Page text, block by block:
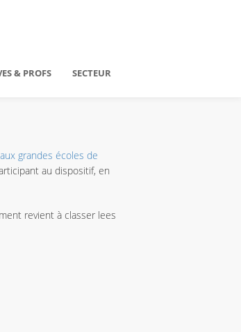
& PROFS SECTEUR
grandes écoles de
au dispositif, en
revient à classer lees